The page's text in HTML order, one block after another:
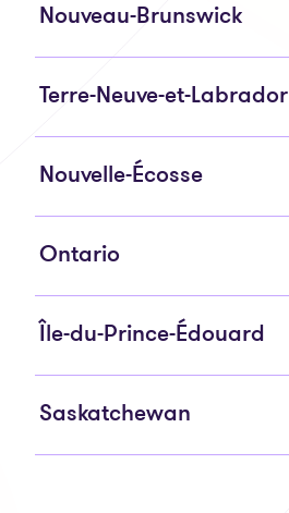
Nouveau-Brunswick
Terre-Neuve-et-Labrador
Nouvelle-Écosse
Ontario
Île-du-Prince-Édouard
Saskatchewan